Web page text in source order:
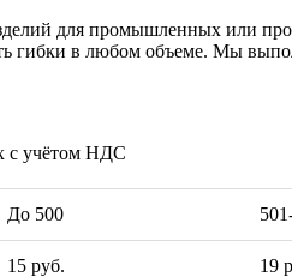
для промышленных или
гибки в любом объеме. Мы
с учётом НДС
До 500
15 руб. 19